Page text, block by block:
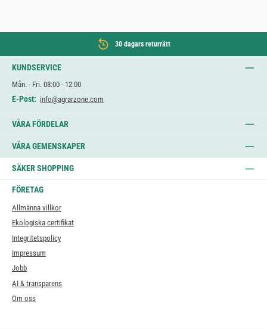
30 dagars returrätt
KUNDSERVICE
Mån. - Fri. 08:00 - 12:00
E-Post: info@agrarzone.com
VÅRA FÖRDELAR
VÅRA GEMENSKAPER
SÄKER SHOPPING
FÖRETAG
Allmänna villkor
Ekologiska certifikat
Integritetspolicy
Impressum
Jobb
AI & transparens
Om oss